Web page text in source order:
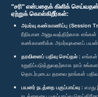
"சரி" என்பதைக் கிளிக்
ஏற்றுக் கொள்கிறீர்கள்:
அமர்வு கண்காணிப்பு (Session
ரீதியான அனுபவத்திற்காக
கண்காணிக்க அமர்வுகளைப்
தரவினைப் பதிவு செய்தல் : எங்கள்
உறுதிப்படுத்துவதற்காக நாம்
தொடர்புடைய தரவை நாங்கள்
பயனர் நடத்தை பகுப்பாய்வு :
எம்மை பின்தொடர்க :
விருதுகள்
தனியுரிமைக் கொள்கை